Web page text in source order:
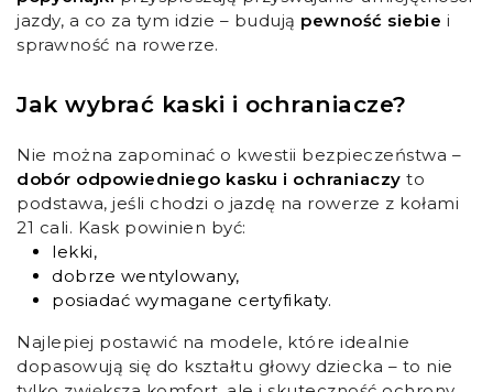
jazdy, a co za tym idzie – budują pewność siebie i
sprawność na rowerze.
Jak wybrać kaski i ochraniacze?
Nie można zapominać o kwestii bezpieczeństwa –
dobór odpowiedniego kasku i ochraniaczy to
podstawa, jeśli chodzi o jazdę na rowerze z kołami
21 cali. Kask powinien być:
lekki,
dobrze wentylowany,
posiadać wymagane certyfikaty.
Najlepiej postawić na modele, które idealnie
dopasowują się do kształtu głowy dziecka – to nie